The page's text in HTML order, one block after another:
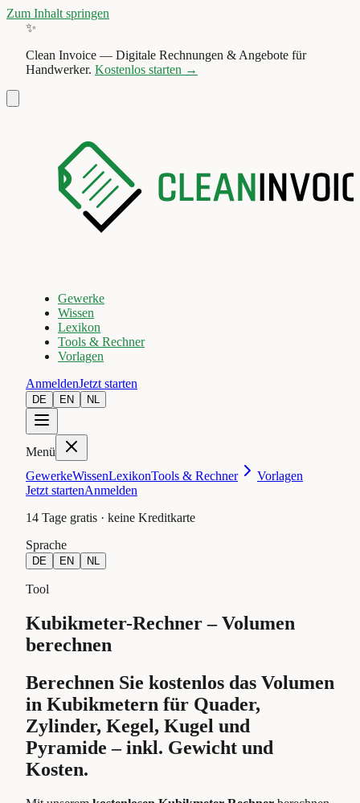
Zum Inhalt springen
✨
Clean Invoice — Digitale Rechnungen & Angebote für
Handwerker. Kostenlos starten →
Gewerke
Wissen
Lexikon
Tools & Rechner
Vorlagen
AnmeldenJetzt starten
DE EN NL
Menü
GewerkeWissenLexikonTools & Rechner
Vorlagen
Jetzt startenAnmelden
14 Tage gratis · keine Kreditkarte
Sprache
DE EN NL
Tool
Kubikmeter-Rechner – Volumen
berechnen
Berechnen Sie kostenlos das Volumen
in Kubikmetern für Quader,
Zylinder, Kegel, Kugel und
Pyramide – inkl. Gewicht und
Kosten.